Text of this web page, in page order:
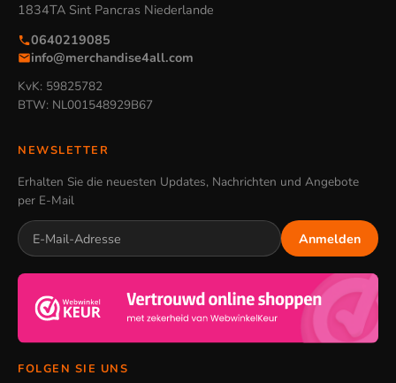
1834TA Sint Pancras Niederlande
0640219085
info@merchandise4all.com
KvK: 59825782
BTW: NL001548929B67
NEWSLETTER
Erhalten Sie die neuesten Updates, Nachrichten und Angebote
per E-Mail
Anmelden
FOLGEN SIE UNS